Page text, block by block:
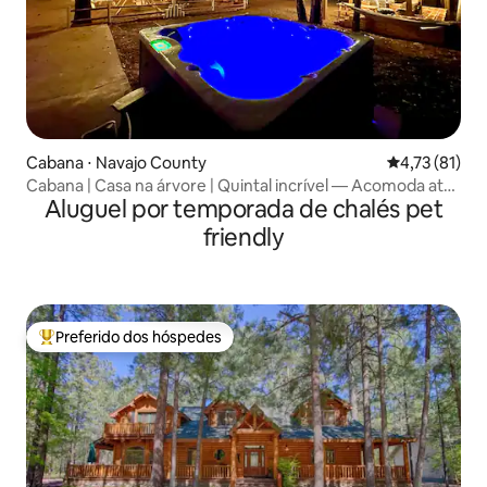
Cabana ⋅ Navajo County 4,73 de uma
4,73 (81)
Cabana | Casa na árvore | Quintal incrível — Acomoda até
33 pessoas
Aluguel por temporada de chalés pet
friendly
Entre os melhores preferidos dos hóspedes
Preferido dos hóspedes